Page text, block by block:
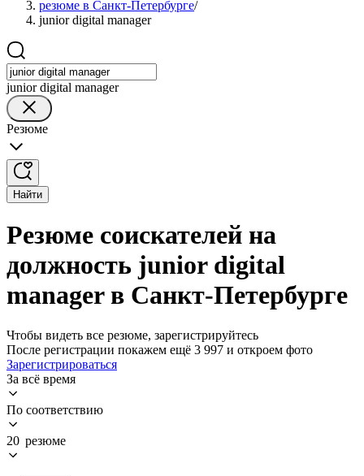
резюме в Санкт-Петербурге/
junior digital manager
junior digital manager
Резюме
Найти
Резюме соискателей на
должность junior digital
manager в Санкт-Петербурге
Чтобы видеть все резюме, зарегистрируйтесь
После регистрации покажем ещё 3 997 и откроем фото
Зарегистрироваться
За всё время
По соответствию
20 резюме